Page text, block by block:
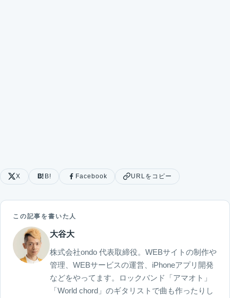
X B! Facebook URLをコピー
この記事を書いた人
大谷大
株式会社ondo 代表取締役。WEBサイトの制作や
管理、WEBサービスの運営、iPhoneアプリ開発
などをやってます。ロックバンド「アマオト」
「World chord」のギタリストで曲も作ったりし